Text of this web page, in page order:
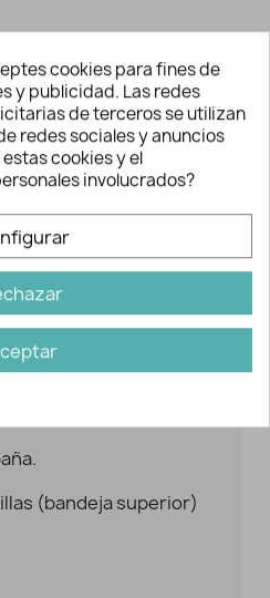
y detalles
con dibujo,
nombre.
se adapta al
modo de "biberón"
tetina antigoteo de
el líquido. Retirando
en una práctica taza.
(bandeja superior)
cookies para fines de
y publicidad. Las redes
de terceros se utilizan
redes sociales y anuncios
cookies y el
involucrados?